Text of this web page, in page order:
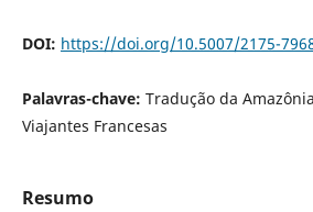
DOI: https://doi.org/10.5007/2175-
Palavras-chave: Tradução da
Viajantes Francesas
Resumo